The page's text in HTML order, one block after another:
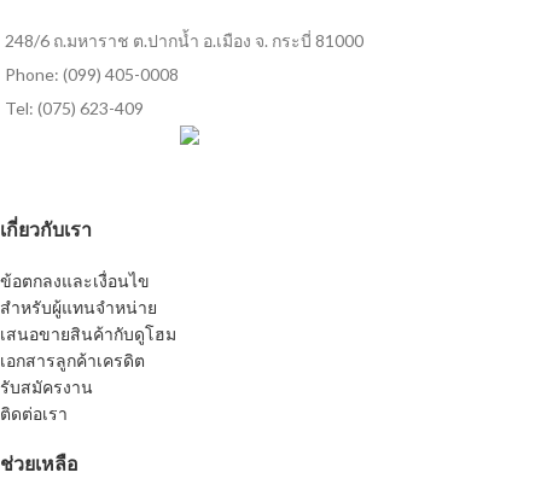
248/6 ถ.มหาราช ต.ปากน้ำ อ.เมือง จ. กระบี่ 81000
Phone: (099) 405-0008
Tel: (075) 623-409
เกี่ยวกับเรา
ข้อตกลงและเงื่อนไข
สำหรับผู้แทนจำหน่าย
เสนอขายสินค้ากับดูโฮม
เอกสารลูกค้าเครดิต
รับสมัครงาน
ติดต่อเรา
ช่วยเหลือ